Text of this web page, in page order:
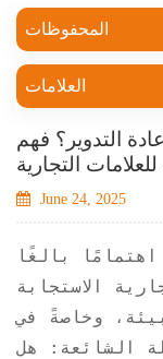
المحفوظات
العلامات
التدوير؟ فهم
للعلامات التجارية
June 24, 2025
بالغًا
الاستجابة
وخاصةً في
الشائعة: هل